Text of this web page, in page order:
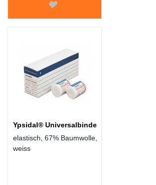
Ypsidal® Universalbinde
elastisch, 67% Baumwolle,
weiss